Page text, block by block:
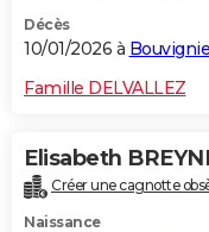
Décès
10/01/2026 à
Famille DELVALLEZ
Elisabeth
Créer une cagnotte
Naissance